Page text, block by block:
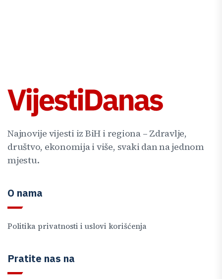
Najnovije vijesti iz BiH i regiona – Zdravlje,
društvo, ekonomija i više, svaki dan na jednom
mjestu.
O nama
Politika privatnosti i uslovi korišćenja
Pratite nas na